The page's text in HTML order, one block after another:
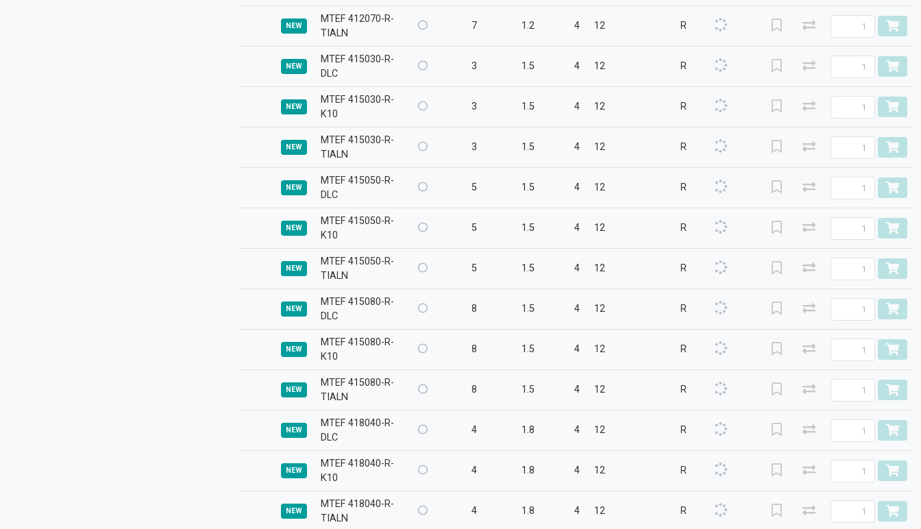
MTEF 412070-R-
TIALN
7 1.2 4 12 R
MTEF 415030-R-
DLC
3 1.5 4 12 R
MTEF 415030-R-
K10
3 1.5 4 12 R
MTEF 415030-R-
TIALN
3 1.5 4 12 R
MTEF 415050-R-
DLC
5 1.5 4 12 R
MTEF 415050-R-
K10
5 1.5 4 12 R
MTEF 415050-R-
TIALN
5 1.5 4 12 R
MTEF 415080-R-
DLC
8 1.5 4 12 R
MTEF 415080-R-
K10
8 1.5 4 12 R
MTEF 415080-R-
TIALN
8 1.5 4 12 R
MTEF 418040-R-
DLC
4 1.8 4 12 R
MTEF 418040-R-
K10
4 1.8 4 12 R
MTEF 418040-R-
TIALN
4 1.8 4 12 R